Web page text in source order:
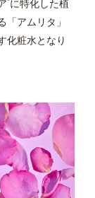
に特化した植
アムリタ」
化粧水となり